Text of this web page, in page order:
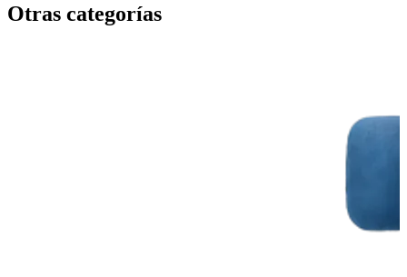
Otras categorías